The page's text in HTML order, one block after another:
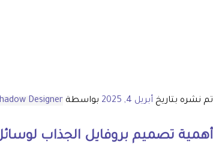
تم نشره بتاريخ أبريل 4, 2025 بواسطة Designer
أهمية تصميم بروفايل الجذاب